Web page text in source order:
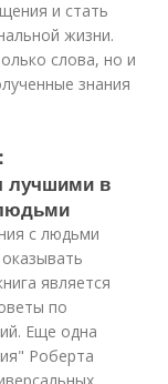
и стать
жизни.
слова, но и
знания
лучшими в
с людьми
является
по
Еще одна
Роберта